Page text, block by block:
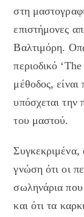
στη
επιστήμονες
Βαλτιμόρη.
περιοδικό
μέθοδος, είναι
υπόσχεται την
του μαστού.
Συγκεκριμένα,
γνώση ότι οι
σωληνάρια
και ότι τα